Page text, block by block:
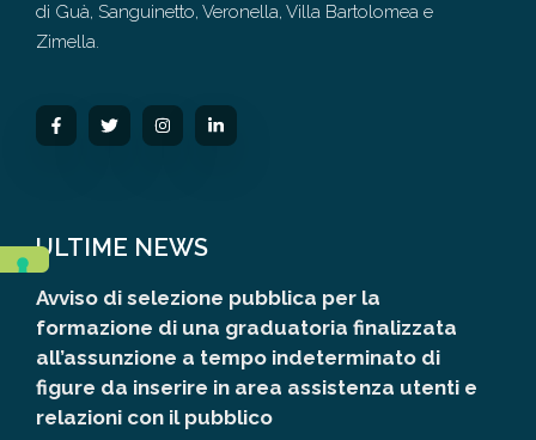
di Guà, Sanguinetto, Veronella, Villa Bartolomea e
Zimella.
ULTIME NEWS
Avviso di selezione pubblica per la
formazione di una graduatoria finalizzata
all’assunzione a tempo indeterminato di
figure da inserire in area assistenza utenti e
relazioni con il pubblico